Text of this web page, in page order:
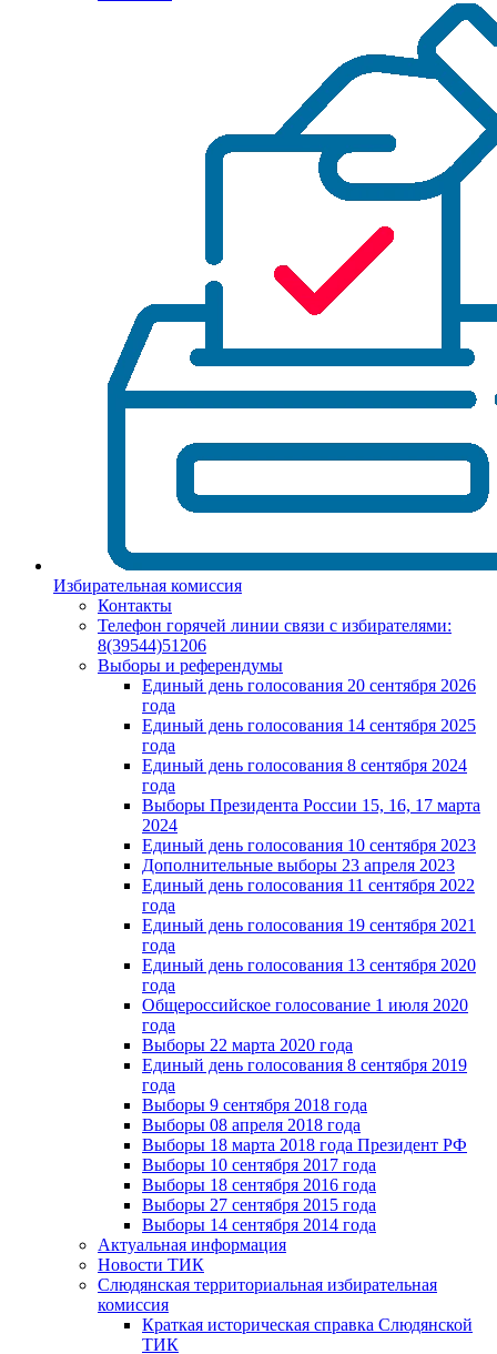
Избирательная комиссия
Контакты
Телефон горячей линии связи с избирателями:
8(39544)51206
Выборы и референдумы
Единый день голосования 20 сентября 2026
года
Единый день голосования 14 сентября 2025
года
Единый день голосования 8 сентября 2024
года
Выборы Президента России 15, 16, 17 марта
2024
Единый день голосования 10 сентября 2023
Дополнительные выборы 23 апреля 2023
Единый день голосования 11 сентября 2022
года
Единый день голосования 19 сентября 2021
года
Единый день голосования 13 сентября 2020
года
Общероссийское голосование 1 июля 2020
года
Выборы 22 марта 2020 года
Единый день голосования 8 сентября 2019
года
Выборы 9 сентября 2018 года
Выборы 08 апреля 2018 года
Выборы 18 марта 2018 года Президент РФ
Выборы 10 сентября 2017 года
Выборы 18 сентября 2016 года
Выборы 27 сентября 2015 года
Выборы 14 сентября 2014 года
Актуальная информация
Новости ТИК
Слюдянская территориальная избирательная
комиссия
Краткая историческая справка Слюдянской
ТИК